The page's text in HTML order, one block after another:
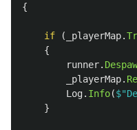
{
if ( _playerMap.
{
runner.
_playerMap.
Log. Info(
}